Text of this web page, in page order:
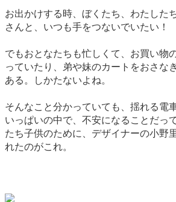
お出かけする時、ぼくたち、わたした
さんと、いつも手をつないでいたい！
でもおとなたちも忙しくて、お買い物
っていたり、弟や妹のカートをおさな
ある。しかたないよね。
そんなこと分かっていても、揺れる電
いっぱいの中で、不安になることだっ
たち子供のために、デザイナーの小野
れたのがこれ。